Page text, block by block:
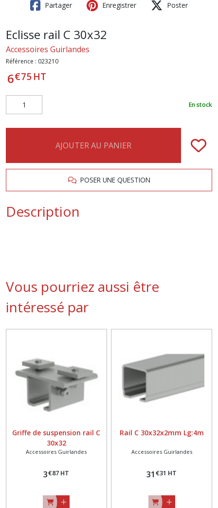
Partager Enregistrer Poster
Eclisse rail C 30x32
Accessoires Guirlandes
Référence : 023210
6€75HT
En stock
AJOUTER AU PANIER
POSER UNE QUESTION
Description
Vous pourriez aussi être
intéressé par
Griffe de suspension rail C
30x32
Accessoires Guirlandes
3€87 HT
Rail C 30x32x2mm Lg:4m
Accessoires Guirlandes
31 €31 HT